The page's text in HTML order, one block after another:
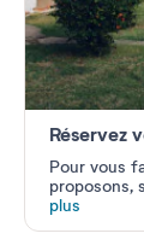
Réservez
Pour vous
proposons,
plus